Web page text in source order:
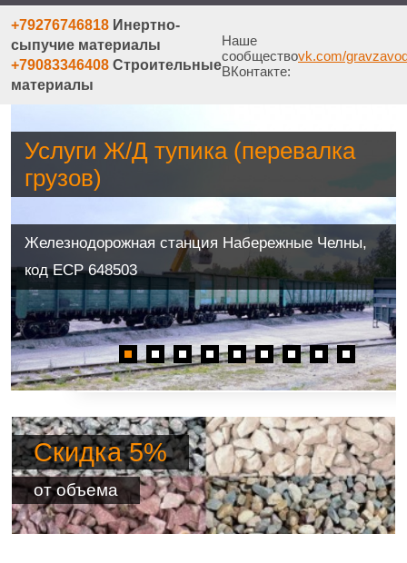
+79276746818 Инертно-
сыпучие материалы
+79083346408 Строительные
материалы
Наше
сообщество
ВКонтакте:
vk.com/
Услуги Ж/Д тупика (перевалка
грузов)
Железнодорожная станция Набережные Челны,
код ЕСР 648503
Скидка 5%
от объема